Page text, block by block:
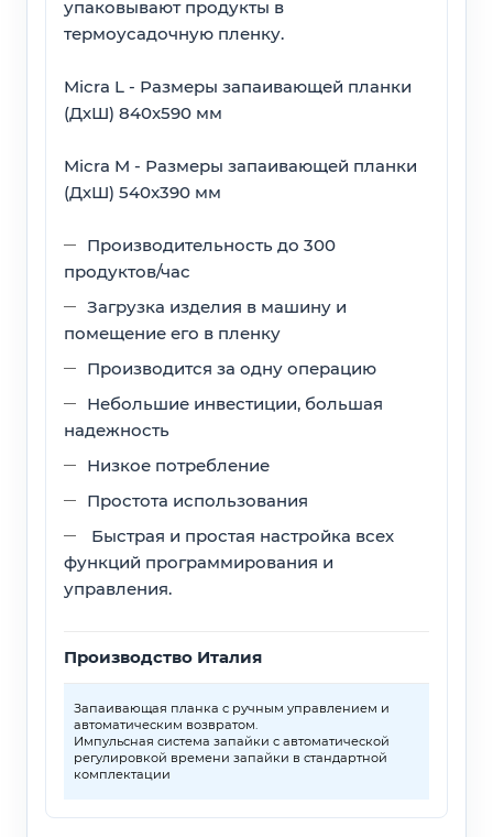
упаковывают продукты в
термоусадочную пленку.
Micra L - Размеры запаивающей планки
(ДхШ) 840x590 мм
Micra M - Размеры запаивающей планки
(ДхШ) 540x390 мм
Производительность до 300
продуктов/час
Загрузка изделия в машину и
помещение его в пленку
Производится за одну операцию
Небольшие инвестиции, большая
надежность
Низкое потребление
Простота использования
Быстрая и простая настройка всех
функций программирования и
управления.
Производство Италия
Запаивающая планка с ручным управлением и
автоматическим возвратом.
Импульсная система запайки с автоматической
регулировкой времени запайки в стандартной
комплектации